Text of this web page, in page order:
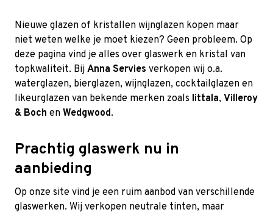
Nieuwe glazen of kristallen wijnglazen kopen maar
niet weten welke je moet kiezen? Geen probleem. Op
deze pagina vind je alles over glaswerk en kristal van
topkwaliteit. Bij Anna Servies verkopen wij o.a.
waterglazen, bierglazen, wijnglazen, cocktailglazen en
likeurglazen van bekende merken zoals Iittala, Villeroy
& Boch en Wedgwood.
Prachtig glaswerk nu in
aanbieding
Op onze site vind je een ruim aanbod van verschillende
glaswerken. Wij verkopen neutrale tinten, maar